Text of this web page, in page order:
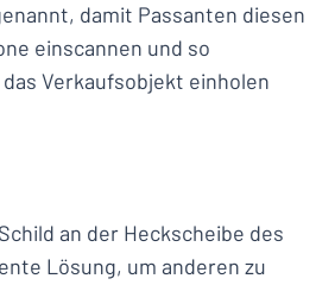
damit Passanten diesen
einscannen und so
Verkaufsobjekt einholen
an der Heckscheibe des
Lösung, um anderen zu